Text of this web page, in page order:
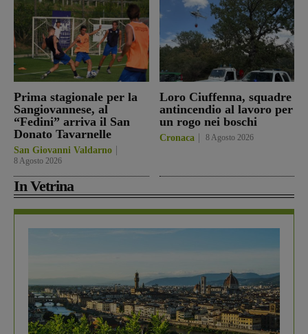
Prima stagionale per la
Sangiovannese, al
“Fedini” arriva il San
Donato Tavarnelle
San Giovanni Valdarno
8 Agosto 2026
Loro Ciuffenna, squadre
antincendio al lavoro per
un rogo nei boschi
Cronaca 8 Agosto 2026
In Vetrina